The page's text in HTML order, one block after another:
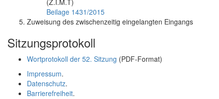
(Z.I.M.T)
Beilage 1431/2015
Zuweisung des zwischenzeitig eingelangten Eingangs
Sitzungsprotokoll
Wortprotokoll der 52. Sitzung (PDF-Format)
Impressum.
Datenschutz.
Barrierefreiheit.